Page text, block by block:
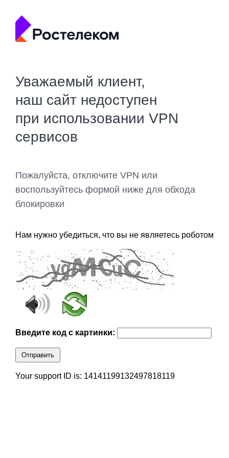
Уважаемый клиент,
наш сайт недоступен
при использовании VPN
сервисов
Пожалуйста, отключите VPN или
воспользуйтесь формой ниже для обхода
блокировки
Нам нужно убедиться, что вы не являетесь роботом
Введите код с картинки:
Отправить
Your support ID is: 14141199132497818119